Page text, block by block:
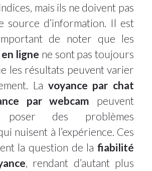
mais ils ne doivent pas
source d’information. Il est
de noter que les
ligne ne sont pas toujours
les résultats peuvent varier
La voyance par chat
par webcam peuvent
poser des problèmes
nuisent à l’expérience. Ces
la question de la fiabilité
, rendant d’autant plus